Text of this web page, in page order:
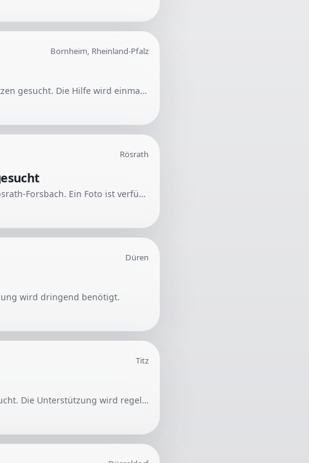
Bornheim, Rheinland-Pfalz
Es wird eine zuverlässige Putzkraft für einen Haushalt mit vier Personen und zwei Katzen gesucht. Die Hilfe wird einmal wöchentlich für 2-3 Stunden benötigt.
Rösrath
Es wird ein Handwerker gesucht, um Wasserhähne zu entfernen. Der Einsatzort ist Rösrath-Forsbach. Ein Foto ist verfügbar zur Veranschaulichung der Aufgabe.
Düren
wird dringend benötigt.
Titz
Für einen Haushalt in Jackerath wird eine zuverlässige weibliche Reinigungskraft gesucht. Die Unterstützung wird regelmäßig für etwa zwei Stunden pro Woche benötigt. Eine offizielle Anmeldung der Tätigkeit (Minijob) ist wichtig.